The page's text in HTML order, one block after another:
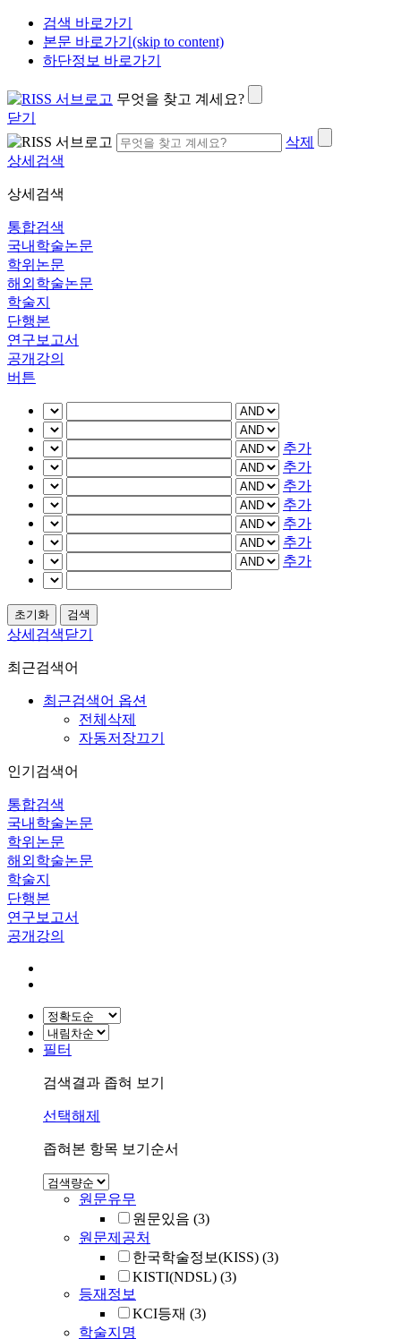
검색 바로가기
본문 바로가기(skip to content)
하단정보 바로가기
무엇을 찾고 계세요?
닫기
삭제
상세검색
상세검색
통합검색
국내학술논문
학위논문
해외학술논문
학술지
단행본
연구보고서
공개강의
버튼
추가
추가
추가
추가
추가
추가
추가
상세검색닫기
최근검색어
최근검색어 옵션
전체삭제
자동저장끄기
인기검색어
통합검색
국내학술논문
학위논문
해외학술논문
학술지
단행본
연구보고서
공개강의
필터
검색결과 좁혀 보기
선택해제
좁혀본 항목 보기순서
원문유무
원문있음 (3)
원문제공처
한국학술정보(KISS) (3)
KISTI(NDSL) (3)
등재정보
KCI등재 (3)
학술지명